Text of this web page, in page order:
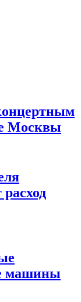
Москвы
машины